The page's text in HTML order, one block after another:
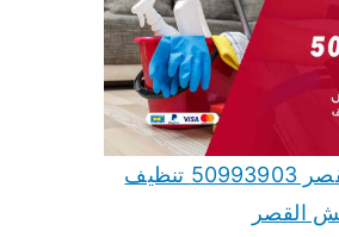
تنظيف منازل القصر 50993903 تنظيف
القصر